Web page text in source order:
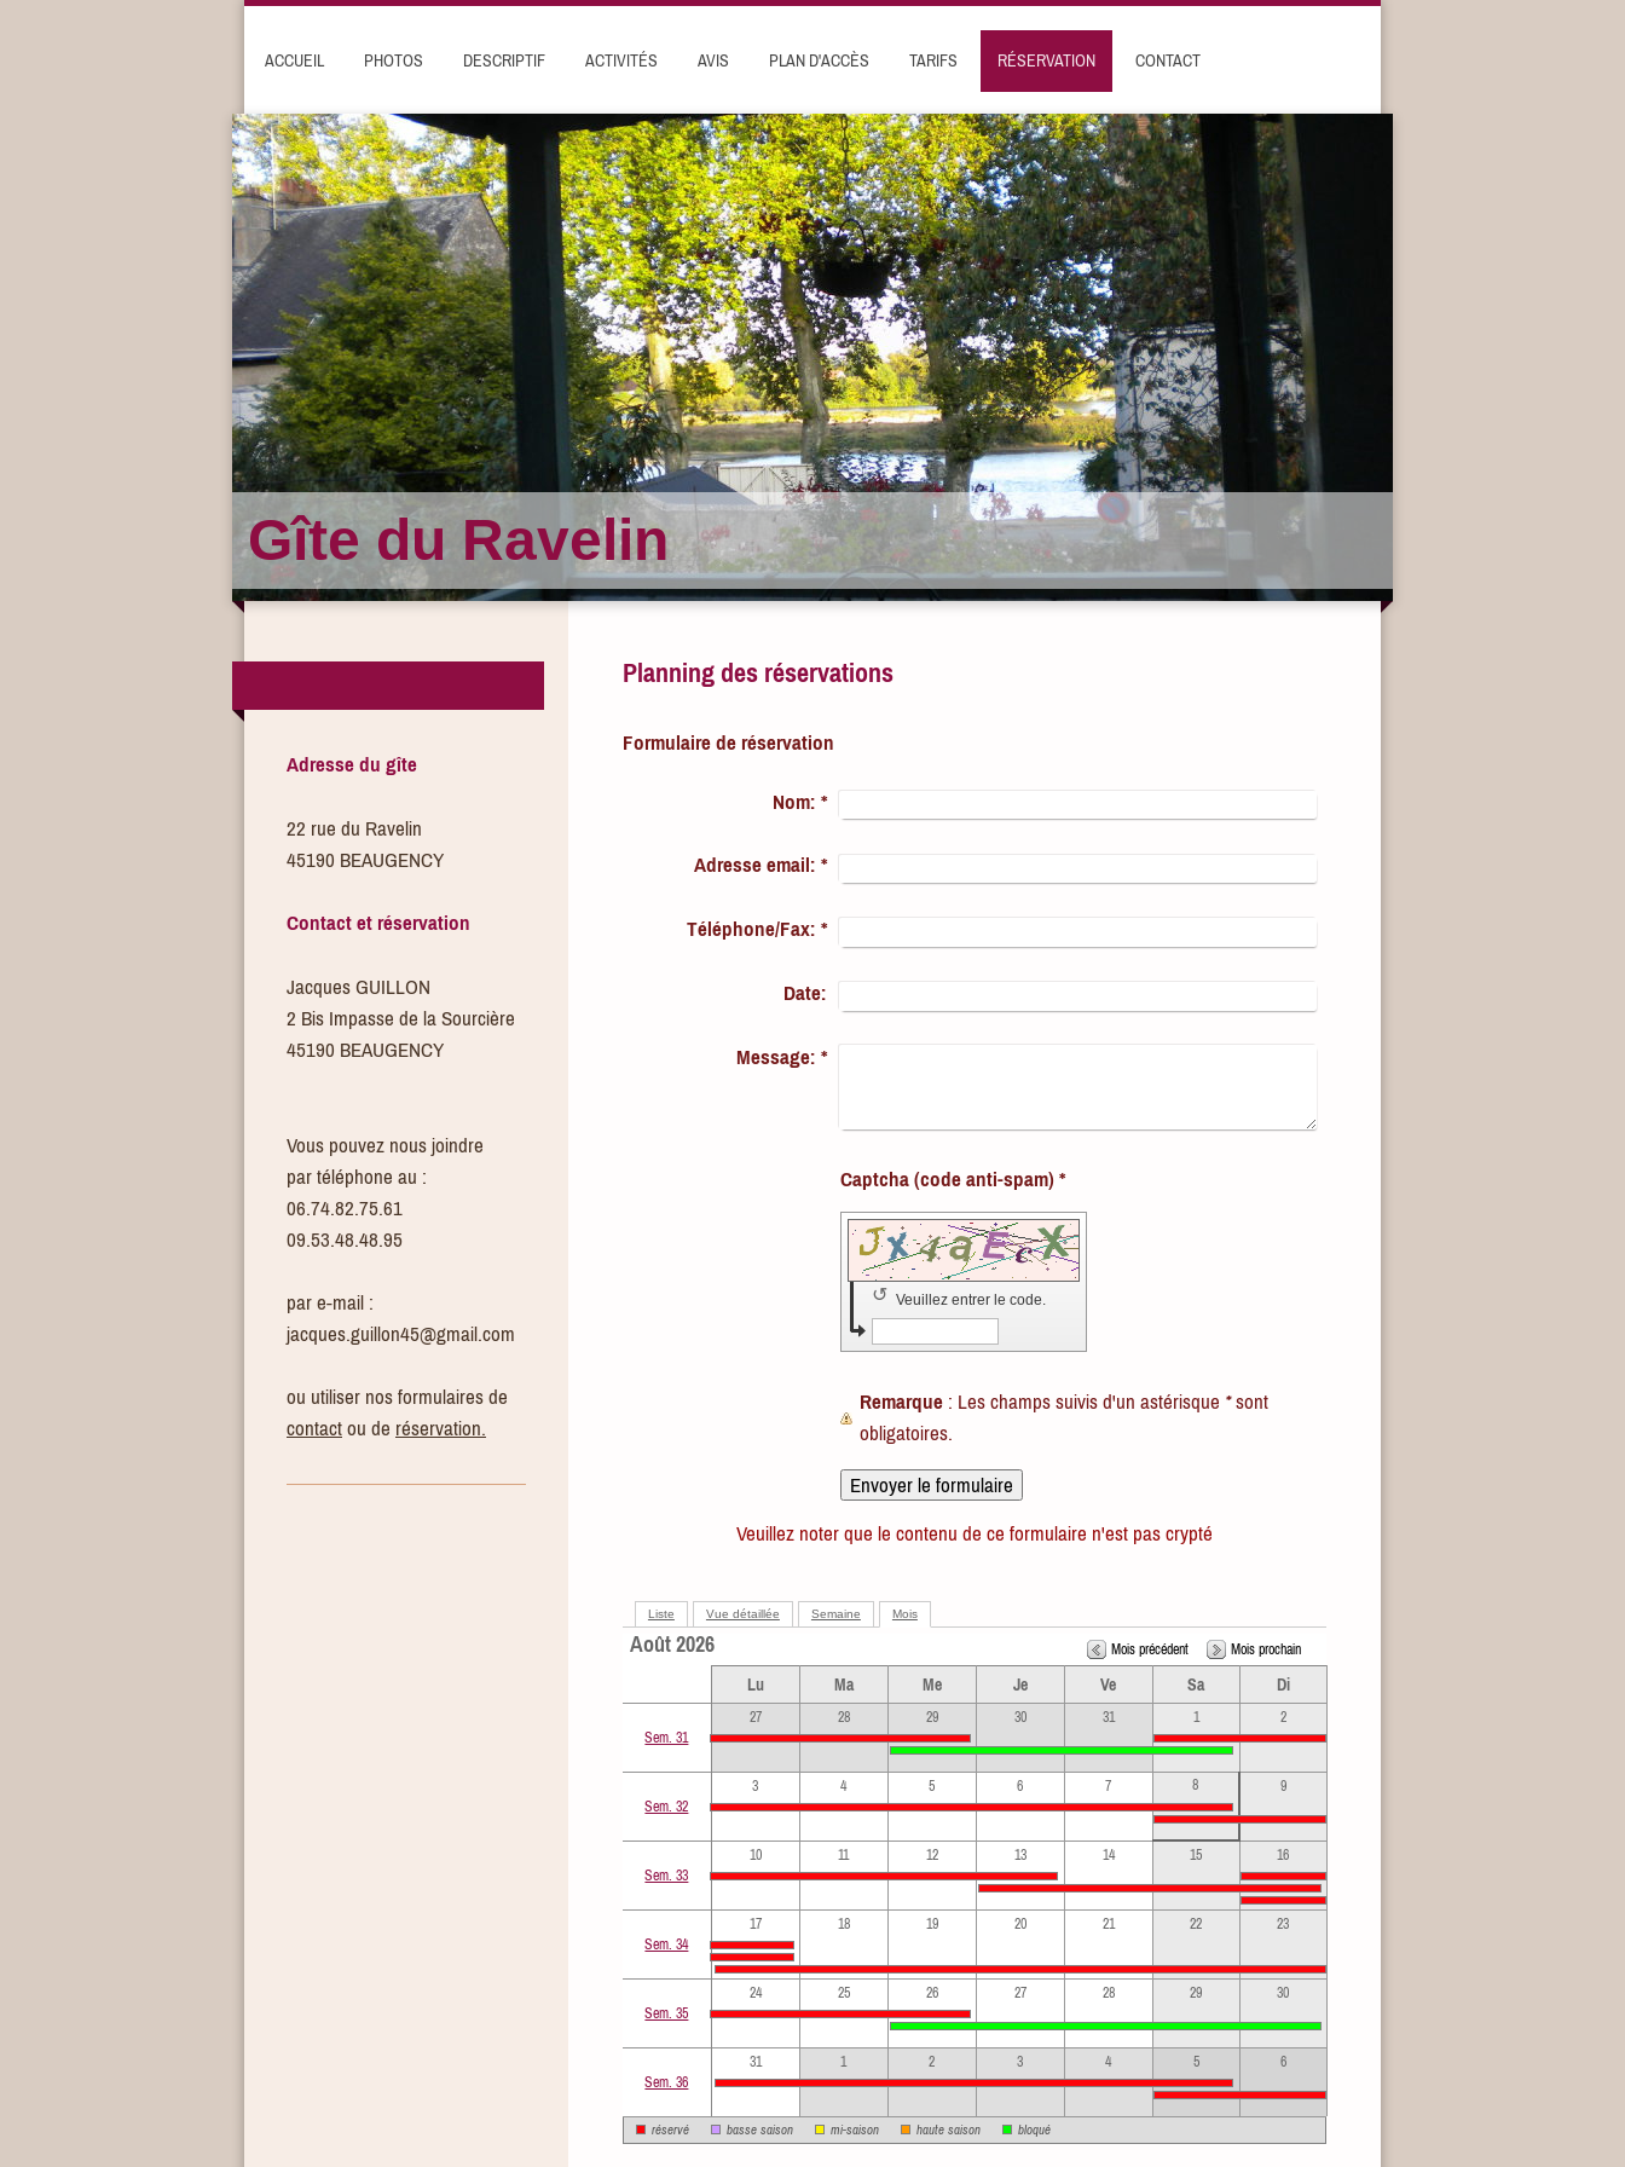
ACCUEIL PHOTOS DESCRIPTIF ACTIVITÉS AVIS PLAN D'ACCÈS TARIFS RÉSERVATION CONTACT
Gîte du Ravelin
Planning des réservations
Formulaire de réservation
Nom: *
Adresse email: *
Téléphone/Fax: *
Date:
Message: *
Captcha (code anti-spam) *
Veuillez entrer le code.
↺
Remarque : Les champs suivis d'un astérisque *sont
obligatoires.
Veuillez noter que le contenu de ce formulaire n'est pas crypté
Liste Vue détaillée Semaine Mois
Août 2026 Mois prochain
Mois précédent
Lu Ma Me Je Ve Sa Di
Sem. 31
27 28 29 30 31 1 2
Sem. 32
3 4 5 6 7 8 9
Sem. 33
10 11 12 13 14 15 16
Sem. 34
17 18 19 20 21 22 23
Sem. 35
24 25 26 27 28 29 30
Sem. 36
31 1 2 3 4 5 6
réservé basse saison mi-saison haute saison bloqué
Adresse du gîte
22 rue du Ravelin
45190 BEAUGENCY
Contact et réservation
Jacques GUILLON
2 Bis Impasse de la Sourcière
45190 BEAUGENCY
Vous pouvez nous joindre
par téléphone au :
06.74.82.75.61
09.53.48.48.95
par e-mail :
jacques.guillon45@gmail.com
ou utiliser nos formulaires de
contact ou de réservation.